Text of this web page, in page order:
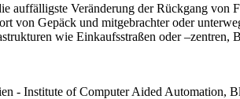
auffälligste Veränderung der Rückgang
von Gepäck und mitgebrachter oder
wie Einkaufsstraßen oder –zentren,
- Institute of Computer Aided Automation,